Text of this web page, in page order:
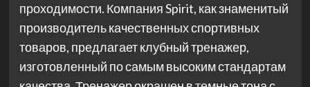
проходимости. Компания Spirit, как знаменитый
производитель качественных спортивных
товаров, предлагает клубный тренажер,
изготовленный по самым высоким стандартам